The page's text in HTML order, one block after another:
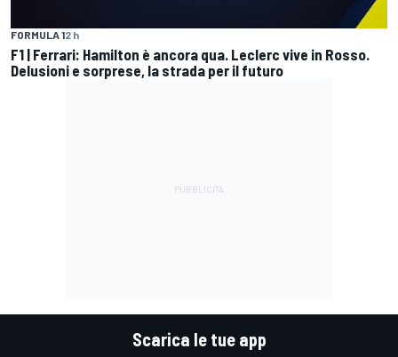
FORMULA 12 h
F1 | Ferrari: Hamilton è ancora qua. Leclerc vive in Rosso.
Delusioni e sorprese, la strada per il futuro
Scarica le tue app